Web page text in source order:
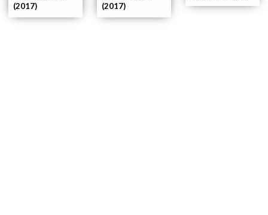
(2017)
(2017)